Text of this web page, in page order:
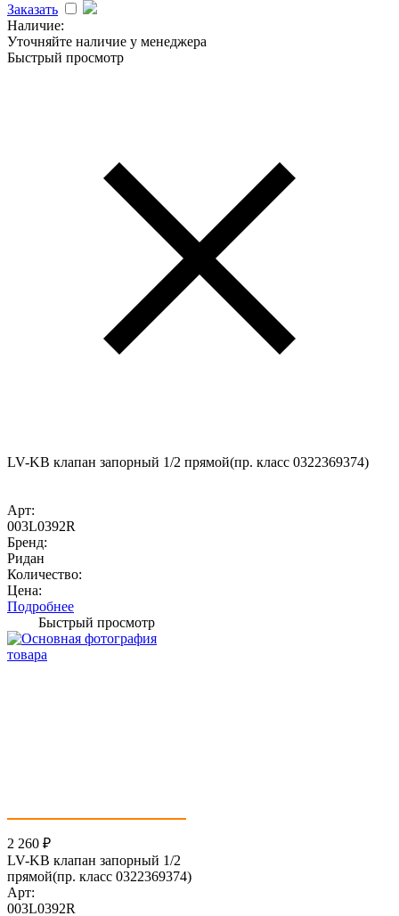
Заказать
Наличие:
Уточняйте наличие у менеджера
Быстрый просмотр
LV-KB клапан запорный 1/2 прямой(пр. класс 0322369374)
Арт:
003L0392R
Бренд:
Ридан
Количество:
Цена:
Подробнее
Быстрый просмотр
2 260 ₽
LV-KB клапан запорный 1/2
прямой(пр. класс 0322369374)
Арт:
003L0392R